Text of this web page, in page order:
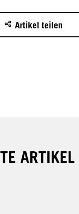
Artikel teilen
ARTIKEL